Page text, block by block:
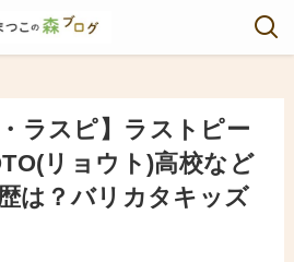
・ラスピ】ラストピー
リョウト)高校など
は？バリカタキッズ